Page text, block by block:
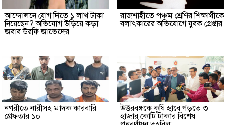
আন্দোলনে যোগ দিতে ১ লাখ টাকা
নিয়েছেন? অভিযোগ উড়িয়ে কড়া
জবাব উরফি জাভেদের
রাজশাহীতে পঞ্চম শ্রেণির শিক্ষার্থীকে
বলাৎকারের অভিযোগে যুবক গ্রেপ্তার
নগরীতে নারীসহ মাদক কারবারি
গ্রেফতার ১০
উত্তরবঙ্গকে কৃষি হাবে গড়তে ৩
হাজার কোটি টাকার বিশেষ